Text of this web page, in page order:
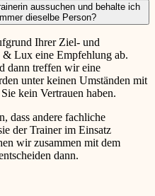
aussuchen und behalte ich
dieselbe Person?
Ihrer Ziel- und
Lux eine Empfehlung ab.
dann treffen wir eine
unter keinen Umständen mit
kein Vertrauen haben.
dass andere fachliche
der Trainer im Einsatz
wir zusammen mit dem
dann.